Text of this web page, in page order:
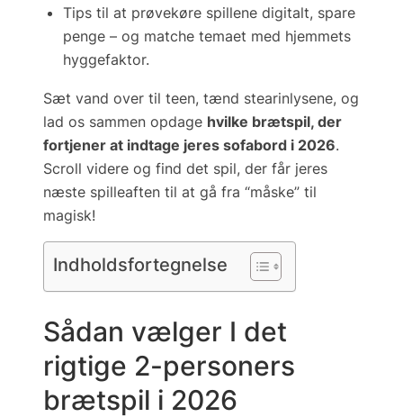
Tips til at prøvekøre spillene digitalt, spare
penge – og matche temaet med hjemmets
hyggefaktor.
Sæt vand over til teen, tænd stearinlysene, og
lad os sammen opdage hvilke brætspil, der
fortjener at indtage jeres sofabord i 2026.
Scroll videre og find det spil, der får jeres
næste spilleaften til at gå fra “måske” til
magisk!
Indholdsfortegnelse
Sådan vælger I det
rigtige 2-personers
brætspil i 2026